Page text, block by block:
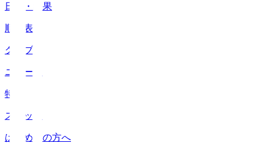
日程・結果
順位表
クラブ
ニュース
特集
スタッツ
はじめての方へ